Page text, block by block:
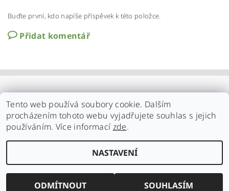
Buďte první, kdo napíše příspěvek k této položce.
Přidat komentář
2026 ©Familynature.cz, všechna práva vyhrazenaUpravit nastavení cookies
Tento web používá soubory cookie. Dalším
procházením tohoto webu vyjadřujete souhlas s jejich
používáním. Více informací zde.
NASTAVENÍ
ODMÍTNOUT SOUHLASÍM